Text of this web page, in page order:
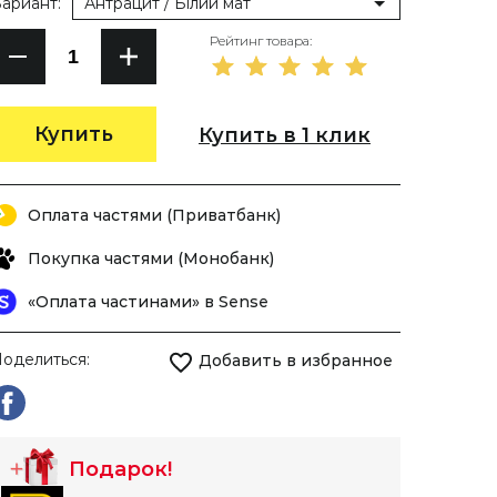
Купить
Рейтинг товара:
Купить в 1 клик
Оплата частями (Приватбанк)
Покупка частями (Монобанк)
«Оплата частинами» в Sense
Добавить в избранное
Подарок!